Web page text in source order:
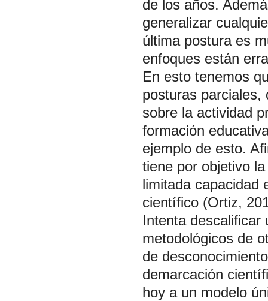
de los años.
generalizar
última postura es
enfoques están
En esto tenemos
posturas parciales,
sobre la actividad
formación
ejemplo de esto.
tiene por objetivo
limitada capacidad
científico (Ortiz,
Intenta descalificar
metodológicos de
de
demarcación
hoy a un modelo